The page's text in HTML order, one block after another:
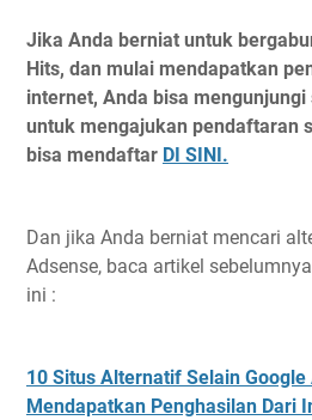
Jika Anda berniat untuk
Hits, dan mulai mendapatkan
internet, Anda bisa mengunjungi
untuk mengajukan pendaftaran
bisa mendaftar DI SINI.
Dan jika Anda berniat mencari
Adsense, baca artikel
ini :
10 Situs Alternatif Selain
Mendapatkan Penghasilan Dari